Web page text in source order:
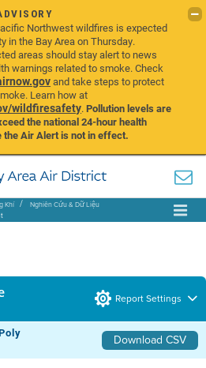
Northwest wildfires is expected
in the Bay Area on Thursday.
areas should stay alert to news
warnings related to smoke. Check
and take steps to protect
Learn how at
wildfiresafety.Pollution levels are
the national 24-hour health
the Air Alert is not in effect.
Khí
Nghiên Cứu & Dữ Liệu
Report Settings
Download CSV